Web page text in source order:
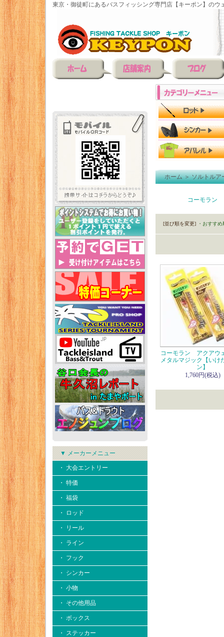
東京・御徒町にあるバスフィッシング専門店【キーポン】のウ
▼ メーカーメニュー
・ 大会エントリー
・ 特価
・ 福袋
・ ロッド
・ リール
・ ライン
・ フック
・ シンカー
・ 小物
・ その他用品
・ ボックス
・ ステッカー
ホーム＞ソルトルア
コーモラン
[並び順を変更] ・おすすめ
コーモラン アクア
メタルマジック【いけ
ン】
1,760円(税込)